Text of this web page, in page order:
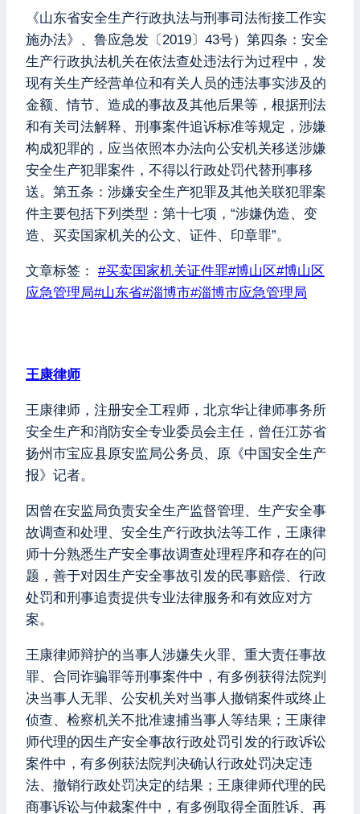
《山东省安全生产行政执法与刑事司法衔接工作实
施办法》、鲁应急发〔2019〕43号）第四条：安全
生产行政执法机关在依法查处违法行为过程中，发
现有关生产经营单位和有关人员的违法事实涉及的
金额、情节、造成的事故及其他后果等，根据刑法
和有关司法解释、刑事案件追诉标准等规定，涉嫌
构成犯罪的，应当依照本办法向公安机关移送涉嫌
安全生产犯罪案件，不得以行政处罚代替刑事移
送。第五条：涉嫌安全生产犯罪及其他关联犯罪案
件主要包括下列类型：第十七项，“涉嫌伪造、变
造、买卖国家机关的公文、证件、印章罪”。
文章标签： #买卖国家机关证件罪#博山区#博山区
应急管理局#山东省#淄博市#淄博市应急管理局
王康律师
王康律师，注册安全工程师，北京华让律师事务所
安全生产和消防安全专业委员会主任，曾任江苏省
扬州市宝应县原安监局公务员、原《中国安全生产
报》记者。
因曾在安监局负责安全生产监督管理、生产安全事
故调查和处理、安全生产行政执法等工作，王康律
师十分熟悉生产安全事故调查处理程序和存在的问
题，善于对因生产安全事故引发的民事赔偿、行政
处罚和刑事追责提供专业法律服务和有效应对方
案。
王康律师辩护的当事人涉嫌失火罪、重大责任事故
罪、合同诈骗罪等刑事案件中，有多例获得法院判
决当事人无罪、公安机关对当事人撤销案件或终止
侦查、检察机关不批准逮捕当事人等结果；王康律
师代理的因生产安全事故行政处罚引发的行政诉讼
案件中，有多例获法院判决确认行政处罚决定违
法、撤销行政处罚决定的结果；王康律师代理的民
商事诉讼与仲裁案件中，有多例取得全面胜诉、再